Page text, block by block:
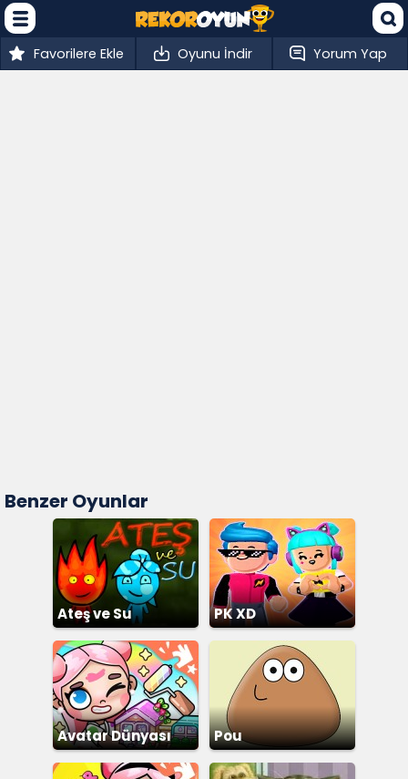
Favorilere Ekle Oyunu İndir Yorum Yap
Benzer Oyunlar
Ateş ve Su PK XD
Avatar Dünyası
Şehir Hayatı
Pou